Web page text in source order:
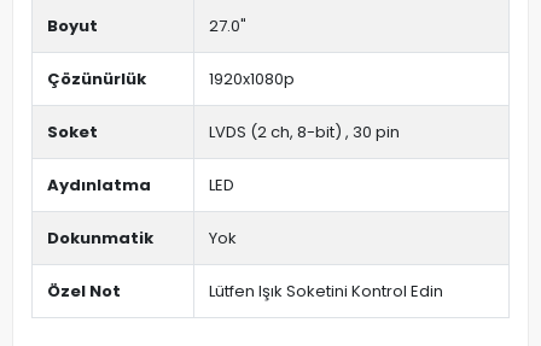
Boyut 27.0"
Çözünürlük 1920x1080p
Soket LVDS (2 ch, 8-bit) , 30 pin
Aydınlatma LED
Dokunmatik Yok
Özel Not Lütfen Işık Soketini Kontrol Edin